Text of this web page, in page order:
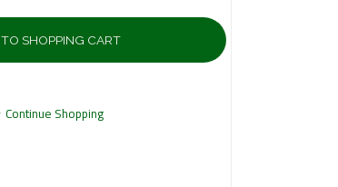
Continue Shopping